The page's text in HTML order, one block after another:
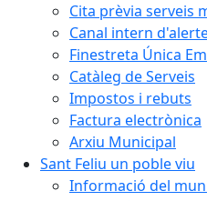
Cita prèvia serveis
Canal intern
Finestreta Única
Catàleg de Serveis
Impostos i rebuts
Factura electrònica
Arxiu Municipal
Sant Feliu un poble viu
Informació del